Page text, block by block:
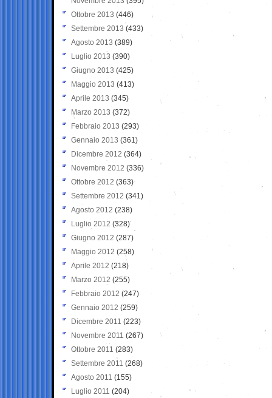
Ottobre 2013 (446)
Settembre 2013 (433)
Agosto 2013 (389)
Luglio 2013 (390)
Giugno 2013 (425)
Maggio 2013 (413)
Aprile 2013 (345)
Marzo 2013 (372)
Febbraio 2013 (293)
Gennaio 2013 (361)
Dicembre 2012 (364)
Novembre 2012 (336)
Ottobre 2012 (363)
Settembre 2012 (341)
Agosto 2012 (238)
Luglio 2012 (328)
Giugno 2012 (287)
Maggio 2012 (258)
Aprile 2012 (218)
Marzo 2012 (255)
Febbraio 2012 (247)
Gennaio 2012 (259)
Dicembre 2011 (223)
Novembre 2011 (267)
Ottobre 2011 (283)
Settembre 2011 (268)
Agosto 2011 (155)
Luglio 2011 (204)